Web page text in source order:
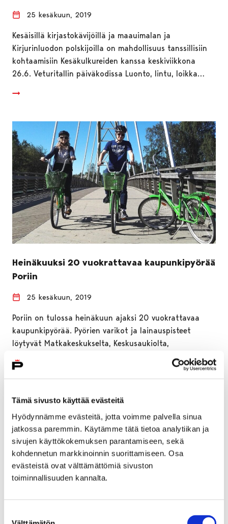
Tämä sivusto käyttää evästeitä
Hyödynnämme evästeitä, jotta voimme palvella sinua
jatkossa paremmin. Käytämme tätä tietoa analytiikan ja
sivujen käyttökokemuksen parantamiseen, sekä
kohdennetun markkinoinnin suorittamiseen. Osa
evästeistä ovat välttämättömiä sivuston
toiminnallisuuden kannalta.
25 kesäkuun, 2019
Kesäisillä kirjastokävijöillä ja maauimalan ja
Kirjurinluodon polskijoilla on mahdollisuus tanssillisiin
kohtaamisiin Kesäkulkureiden kanssa keskiviikkona
26.6. Veturitallin päiväkodissa Luonto, lintu, loikka…
Heinäkuuksi 20 vuokrattavaa kaupunkipyörää
Poriin
25 kesäkuun, 2019
Poriin on tulossa heinäkuun ajaksi 20 vuokrattavaa
kaupunkipyörää. Pyörien varikot ja lainauspisteet
löytyvät Matkakeskukselta, Keskusaukiolta,
Eetunaukiolta, Pohjoisrannasta ja Kirjurinluodosta.